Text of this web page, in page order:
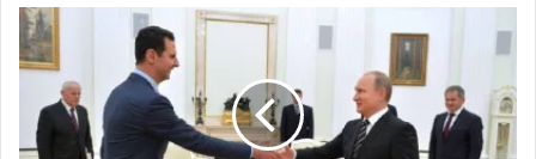
في
الشرق
الأوسط